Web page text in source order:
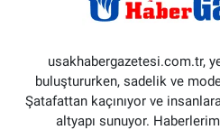
usakhabergazetesi.com.tr,
buluştururken, sadelik ve
Şatafattan kaçınıyor ve
altyapı sunuyor.